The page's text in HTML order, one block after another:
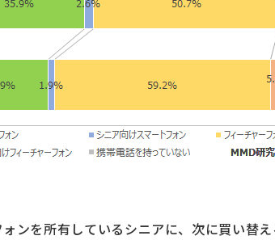
ンを所有しているシニアに、次に買い替